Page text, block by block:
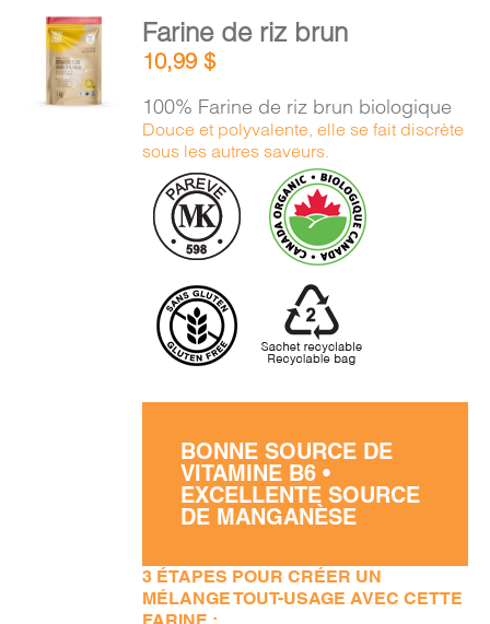
AJOUTER
AU
PANIER
/
Farine de riz brun
10,99$
100% Farine de riz brun biologique
Douce et polyvalente, elle se fait discrète
sous les autres saveurs.
BONNE SOURCE DE
VITAMINE B6 •
EXCELLENTE SOURCE
DE MANGANÈSE
3 ÉTAPES POUR CRÉER UN
MÉLANGE TOUT-USAGE AVEC CETTE